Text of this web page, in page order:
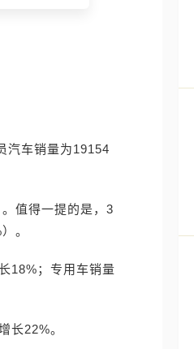
汽车销量为19154
值得一提的是，3
。
18%；专用车销量
长22%。